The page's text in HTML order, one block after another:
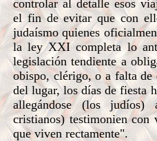
controlar al detalle esos
el fin de evitar que con
judaísmo quienes
la ley XXI completa lo
legislación tendiente a
obispo, clérigo, o a falta de
del lugar, los días de fiesta
allegándose (los
cristianos) testimonien con
que viven rectamente".